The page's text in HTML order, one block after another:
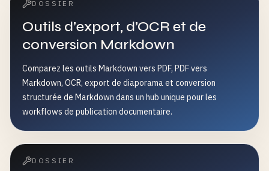
DOSSIER
Outils d’export, d’OCR et de
conversion Markdown
Comparez les outils Markdown vers PDF, PDF vers
Markdown, OCR, export de diaporama et conversion
structurée de Markdown dans un hub unique pour les
workflows de publication documentaire.
DOSSIER